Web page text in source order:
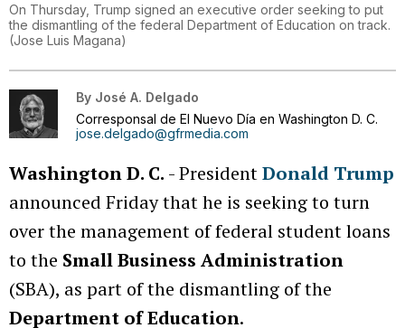
On Thursday, Trump signed an executive order seeking to put
the dismantling of the federal Department of Education on track.
(Jose Luis Magana)
By José A. Delgado
Corresponsal de El Nuevo Día en Washington D. C.
jose.delgado@gfrmedia.com
Washington D. C. - PresidentDonald Trump
announced Friday that he is seeking to turn
over the management of federal student loans
to the Small Business Administration
(SBA), as part of the dismantling of the
Department of Education.